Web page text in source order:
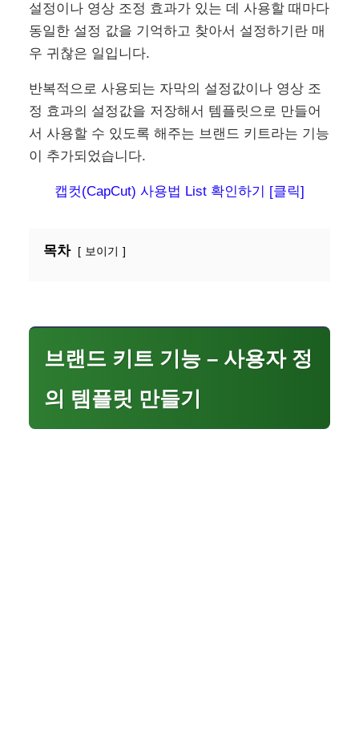
설정이나 영상 조정 효과가 있는 데 사용할 때마다
동일한 설정 값을 기억하고 찾아서 설정하기란 매
우 귀찮은 일입니다.
반복적으로 사용되는 자막의 설정값이나 영상 조
정 효과의 설정값을 저장해서 템플릿으로 만들어
서 사용할 수 있도록 해주는 브랜드 키트라는 기능
이 추가되었습니다.
캡컷(CapCut) 사용법 List 확인하기 [클릭]
목차 보이기
브랜드 키트 기능 – 사용자 정
의 템플릿 만들기